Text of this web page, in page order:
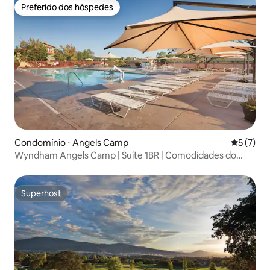
Preferido dos hóspedes
Preferido dos hóspedes
Condomínio ⋅ Angels Camp 5 de
5 (7)
Wyndham Angels Camp | Suíte 1BR | Comodidades do
Superhost
Superhost